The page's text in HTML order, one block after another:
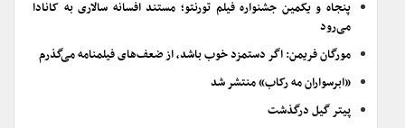
پنجاه و یکمین جشنواره فیلم تورنتو؛ مستند افسانه سالاری به کانادا
می‌رود
مورگان فریمن: اگر دستمزد خوب باشد، از ضعف‌های فیلمنامه می‌گذرم
«ابرسواران مه رکاب» منتشر شد
پیتر گیل درگذشت